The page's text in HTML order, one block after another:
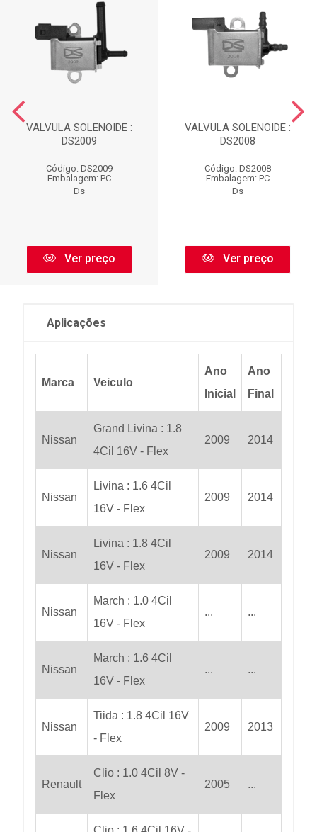
VALVULA SOLENOIDE :
DS2009
Código: DS2009
Embalagem: PC
Ds
Ver preço
VALVULA SOLENOIDE :
DS2008
Código: DS2008
Embalagem: PC
Ds
Ver preço
Aplicações
Marca Veiculo
Ano
Inicial
Ano
Final
Nissan
Grand Livina : 1.8
4Cil 16V - Flex
2009 2014
Nissan
Livina : 1.6 4Cil
16V - Flex
2009 2014
Nissan
Livina : 1.8 4Cil
16V - Flex
2009 2014
Nissan
March : 1.0 4Cil
16V - Flex
... ...
Nissan
March : 1.6 4Cil
16V - Flex
... ...
Nissan
Tiida : 1.8 4Cil 16V
- Flex
2009 2013
Renault
Clio : 1.0 4Cil 8V -
Flex
2005 ...